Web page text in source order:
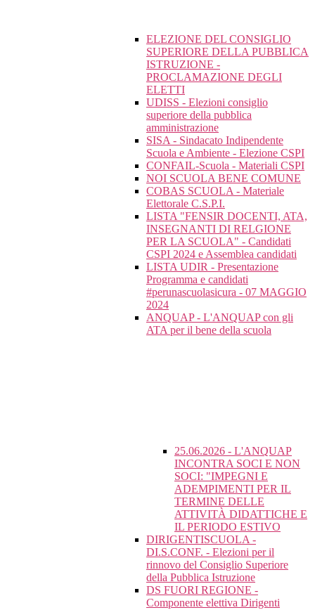
ELEZIONE DEL CONSIGLIO
SUPERIORE DELLA PUBBLICA
ISTRUZIONE -
PROCLAMAZIONE DEGLI
ELETTI
UDISS - Elezioni consiglio
superiore della pubblica
amministrazione
SISA - Sindacato Indipendente
Scuola e Ambiente - Elezione CSPI
CONFAIL-Scuola - Materiali CSPI
NOI SCUOLA BENE COMUNE
COBAS SCUOLA - Materiale
Elettorale C.S.P.I.
LISTA "FENSIR DOCENTI, ATA,
INSEGNANTI DI RELGIONE
PER LA SCUOLA" - Candidati
CSPI 2024 e Assemblea candidati
LISTA UDIR - Presentazione
Programma e candidati
#perunascuolasicura - 07 MAGGIO
2024
ANQUAP - L'ANQUAP con gli
ATA per il bene della scuola
25.06.2026 - L'ANQUAP
INCONTRA SOCI E NON
SOCI: "IMPEGNI E
ADEMPIMENTI PER IL
TERMINE DELLE
ATTIVITÀ DIDATTICHE E
IL PERIODO ESTIVO
DIRIGENTISCUOLA -
DI.S.CONF. - Elezioni per il
rinnovo del Consiglio Superiore
della Pubblica Istruzione
DS FUORI REGIONE -
Componente elettiva Dirigenti